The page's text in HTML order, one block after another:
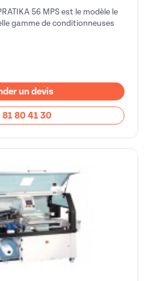
56 MPS est le modèle le
gamme de conditionneuses
un devis
81 80 41 30